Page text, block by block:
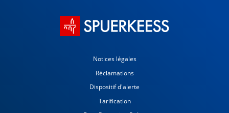
Notices légales
Réclamations
Dispositif d'alerte
Tarification